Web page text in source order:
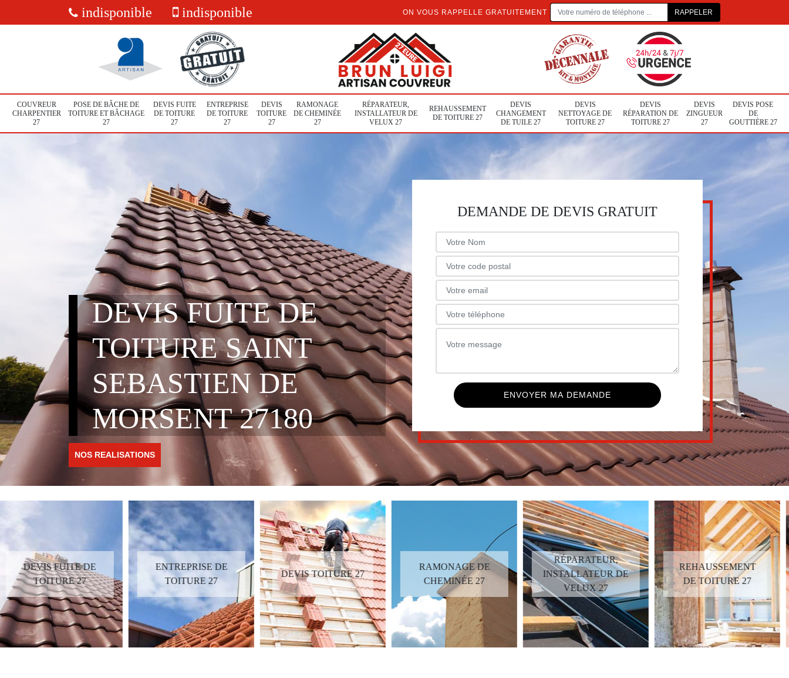
indisponible indisponible ON VOUS RAPPELLE GRATUITEMENT
COUVREUR
CHARPENTIER
27
POSE DE BÂCHE DE
TOITURE ET BÂCHAGE
27
DEVIS FUITE
DE TOITURE
27
ENTREPRISE
DE TOITURE
27
DEVIS
TOITURE
27
RAMONAGE
DE CHEMINÉE
27
RÉPARATEUR,
INSTALLATEUR DE
VELUX 27
REHAUSSEMENT
DE TOITURE 27
DEVIS
CHANGEMENT
DE TUILE 27
DEVIS
NETTOYAGE DE
TOITURE 27
DEVIS
RÉPARATION DE
TOITURE 27
DEVIS
ZINGUEUR
27
DEVIS POSE
DE
GOUTTIÈRE 27
DEVIS FUITE DE
TOITURE SAINT
SEBASTIEN DE
MORSENT 27180
NOS REALISATIONS
DEMANDE DE DEVIS GRATUIT
ENTREPRISE DE
TOITURE 27
DEVIS TOITURE 27
RAMONAGE DE
CHEMINÉE 27
RÉPARATEUR,
INSTALLATEUR DE
VELUX 27
REHAUSSEMENT
DE TOITURE 27
DEVIS
CHANGEMENT DE
TUILE 27